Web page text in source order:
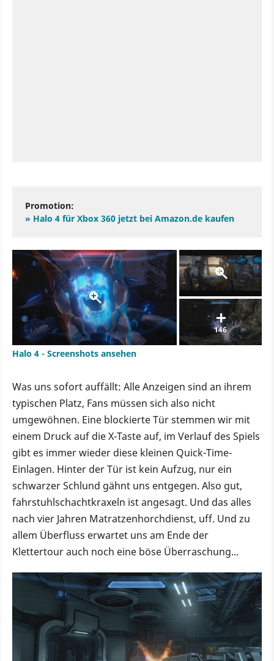
Promotion:
» Halo 4 für Xbox 360 jetzt bei Amazon.de kaufen
146
Halo 4 - Screenshots ansehen
Was uns sofort auffällt: Alle Anzeigen sind an ihrem
typischen Platz, Fans müssen sich also nicht
umgewöhnen. Eine blockierte Tür stemmen wir mit
einem Druck auf die X-Taste auf, im Verlauf des Spiels
gibt es immer wieder diese kleinen Quick-Time-
Einlagen. Hinter der Tür ist kein Aufzug, nur ein
schwarzer Schlund gähnt uns entgegen. Also gut,
fahrstuhlschachtkraxeln ist angesagt. Und das alles
nach vier Jahren Matratzenhorchdienst, uff. Und zu
allem Überfluss erwartet uns am Ende der
Klettertour auch noch eine böse Überraschung...